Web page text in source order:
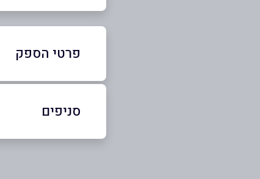
פרטי הספק
054-3026627
סניפים